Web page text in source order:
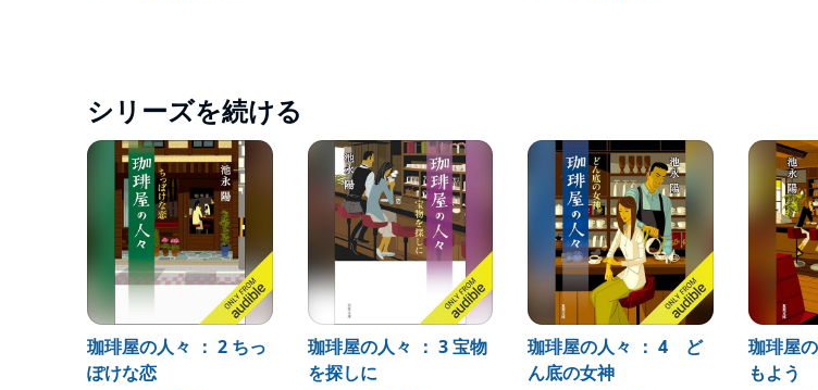
シリーズを続ける
珈琲屋の人々 ： 2 ちっ
ぽけな恋
珈琲屋の人々 ： 3 宝物
を探しに
珈琲屋の人々 ： 4 ど
ん底の女神
珈琲屋
もよう